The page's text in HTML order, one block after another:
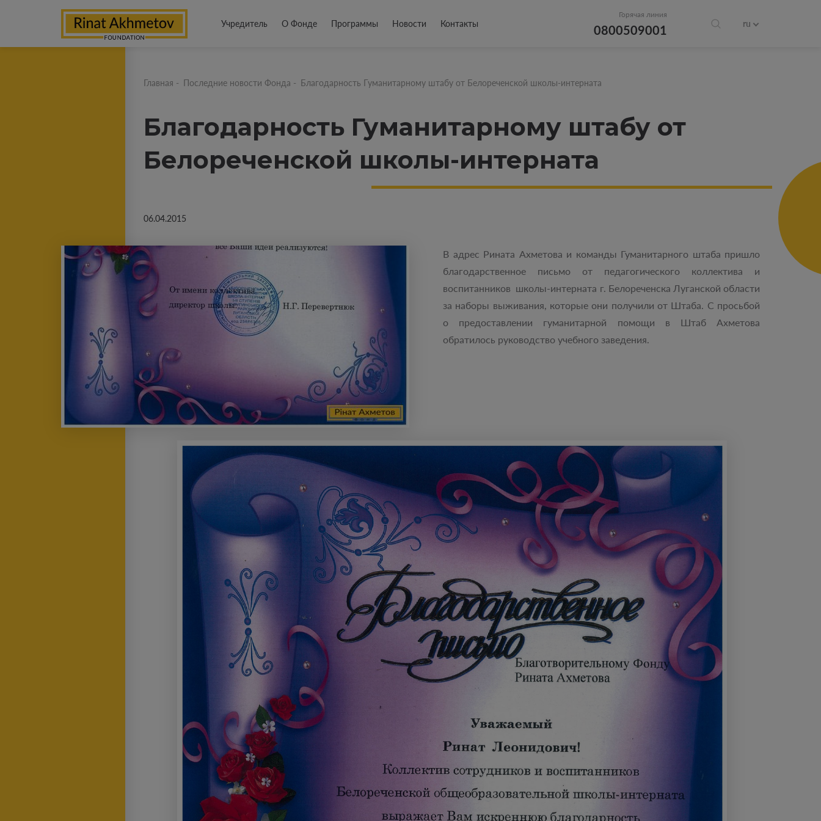
Учредитель О Фонде Программы Новости Контакты
Горячая линия
0800509001 ru
Главная - Последние новости Фонда - Благодарность Гуманитарному штабу от Белореченской школы-интерната
Благодарность Гуманитарному штабу от
Белореченской школы-интерната
06.04.2015
В адрес Рината Ахметова и команды Гуманитарного штаба пришло
благодарственное письмо от педагогического коллектива и
воспитанников школы-интерната г. Белореченска Луганской области
за наборы выживания, которые они получили от Штаба. С просьбой
о предоставлении гуманитарной помощи в Штаб Ахметова
обратилось руководство учебного заведения.